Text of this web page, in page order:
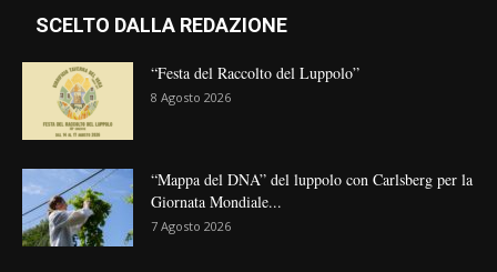
SCELTO DALLA REDAZIONE
“Festa del Raccolto del Luppolo”
8 Agosto 2026
“Mappa del DNA” del luppolo con Carlsberg per la
Giornata Mondiale...
7 Agosto 2026